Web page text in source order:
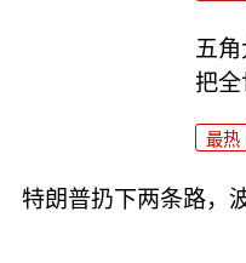
五
把
最热
特朗普扔下两条路，